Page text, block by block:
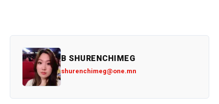
B SHURENCHIMEG
shurenchimeg@one.mn